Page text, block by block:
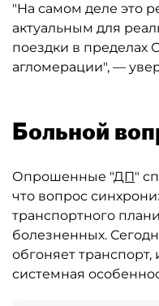
"На самом деле это
актуальным для
поездки в пределах
агломерации", —
Больной
Опрошенные "ДП"
что вопрос
транспортного
болезненных.
обгоняет транспорт,
системная